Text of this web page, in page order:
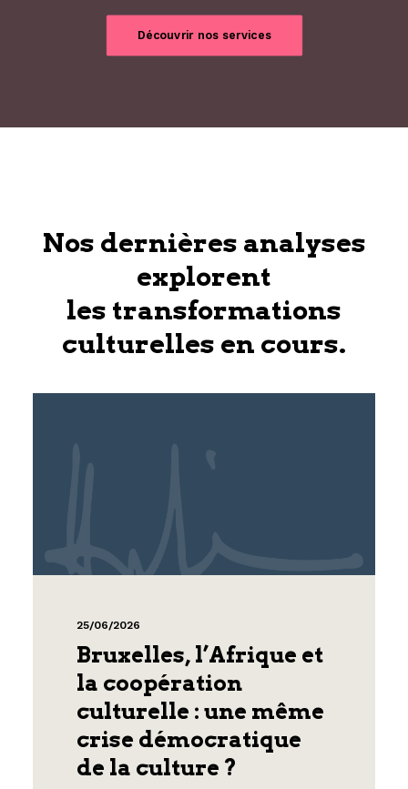
Découvrir nos services
Nos dernières analyses
explorent
les transformations
culturelles en cours.
25/06/2026
Bruxelles, l’Afrique et
la coopération
culturelle : une même
crise démocratique
de la culture ?